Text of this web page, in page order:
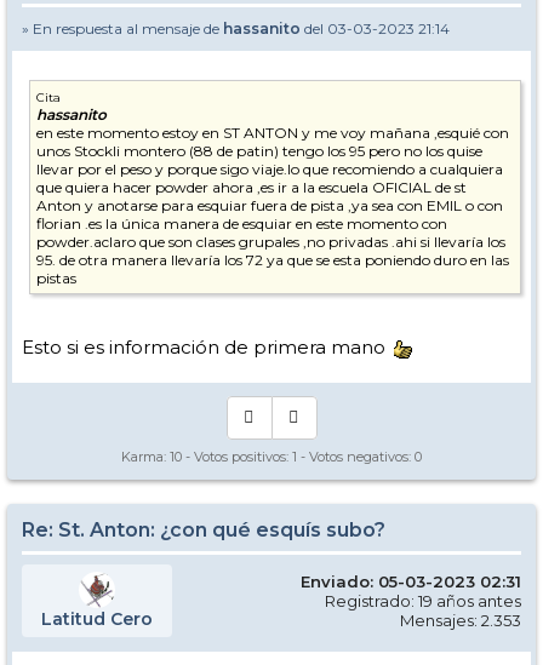
» En respuesta al mensaje de hassanito del 03-03-2023 21:14
Cita
hassanito
en este momento estoy en ST ANTON y me voy mañana ,esquié con
unos Stockli montero (88 de patin) tengo los 95 pero no los quise
llevar por el peso y porque sigo viaje.lo que recomiendo a cualquiera
que quiera hacer powder ahora ,es ir a la escuela OFICIAL de st
Anton y anotarse para esquiar fuera de pista ,ya sea con EMIL o con
florian .es la única manera de esquiar en este momento con
powder.aclaro que son clases grupales ,no privadas .ahi si llevaría los
95. de otra manera llevaría los 72 ya que se esta poniendo duro en las
pistas
Esto si es información de primera mano
Karma: 10 - Votos positivos: 1 - Votos negativos: 0
Re: St. Anton: ¿con qué esquís subo?
Latitud Cero
Enviado: 05-03-2023 02:31
Registrado: 19 años antes
Mensajes: 2.353